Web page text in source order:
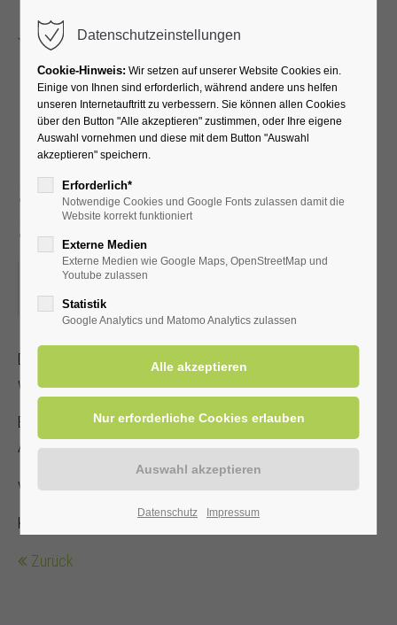
Fit ins Beste Alter -
Leichte Gymnastik für
Senioren im Sitzen und
Stehen
21.07.2026, 10:00
ORT: KURHALLE
Dieser Termin hatte sich jede Woche bis zum 21.07.2026
wiederholt. bis zum 21.07.2026.
Bleiben Sie beweglich und fit - auch im fortgeschrittenen
Alter
von und mit Annette Hoberg-Trockel
Kostenbeitrag mit Kur-/ Einwohnerkarte 2,00€ (ohne 5,00€)
Zurück
Datenschutzeinstellungen
Cookie-Hinweis: Wir setzen auf unserer Website Cookies ein.
Einige von Ihnen sind erforderlich, während andere uns helfen
unseren Internetauftritt zu verbessern. Sie können allen Cookies
über den Button "Alle akzeptieren" zustimmen, oder Ihre eigene
Auswahl vornehmen und diese mit dem Button "Auswahl
akzeptieren" speichern.
Erforderlich*
Notwendige Cookies und Google Fonts zulassen damit die
Website korrekt funktioniert
Externe Medien
Externe Medien wie Google Maps, OpenStreetMap und
Youtube zulassen
Statistik
Google Analytics und Matomo Analytics zulassen
Datenschutz Impressum